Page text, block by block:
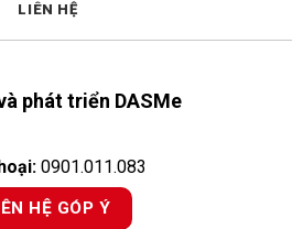
phát triển DASMe
0901.011.083
HỆ GÓP Ý
LIÊN HỆ